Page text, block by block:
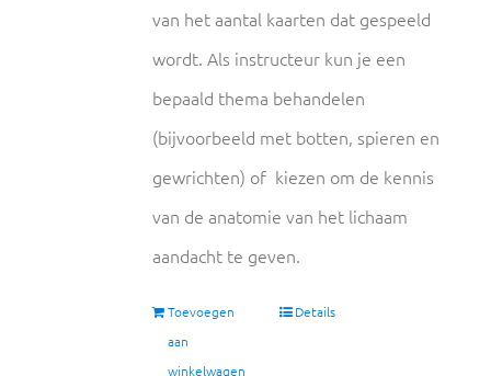
van het aantal kaarten dat gespeeld
wordt. Als instructeur kun je een
bepaald thema behandelen
(bijvoorbeeld met botten, spieren en
gewrichten) of kiezen om de kennis
van de anatomie van het lichaam
aandacht te geven.
Toevoegen
aan
winkelwagen
Details